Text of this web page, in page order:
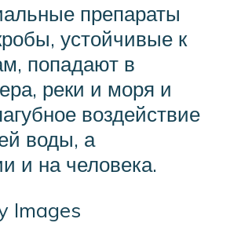
препараты
устойчивые к
попадают в
реки и моря и
воздействие
воды, а
и на человека.
Images